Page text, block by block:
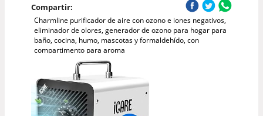
Compartir:
Charmline purificador de aire con ozono e iones negativos,
eliminador de olores, generador de ozono para hogar para
baño, cocina, humo, mascotas y formaldehído, con
compartimento para aroma